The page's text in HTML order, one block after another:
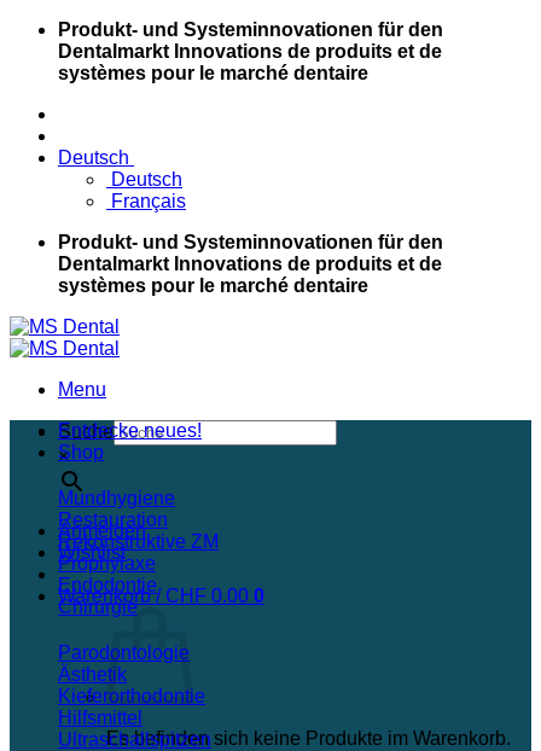
Skip
content
Produkt- und Systeminnovationen für den
Dentalmarkt Innovations de produits et de
systèmes pour le marché dentaire
Deutsch
Deutsch
Français
Produkt- und Systeminnovationen für den
Dentalmarkt Innovations de produits et de
systèmes pour le marché dentaire
Menu
Suche
×
Anmelden
Wishlist
Warenkorb / CHF 0.00 0
Es befinden sich keine Produkte im Warenkorb.
Entdecke neues!
Shop
Mundhygiene
Restauration
Rekonstruktive ZM
Prophylaxe
Endodontie
Chirurgie
Parodontologie
Ästhetik
Kieferorthodontie
Hilfsmittel
Ultraschallspitzen